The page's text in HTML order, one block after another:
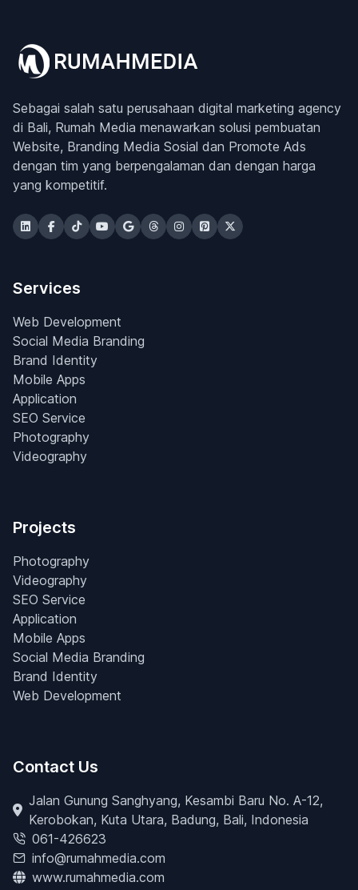
Sebagai salah satu perusahaan digital marketing agency
di Bali, Rumah Media menawarkan solusi pembuatan
Website, Branding Media Sosial dan Promote Ads
dengan tim yang berpengalaman dan dengan harga
yang kompetitif.
Services
Web Development
Social Media Branding
Brand Identity
Mobile Apps
Application
SEO Service
Photography
Videography
Projects
Photography
Videography
SEO Service
Application
Mobile Apps
Social Media Branding
Brand Identity
Web Development
Contact Us
Jalan Gunung Sanghyang, Kesambi Baru No. A-12,
Kerobokan, Kuta Utara, Badung, Bali, Indonesia
061-426623
info@rumahmedia.com
www.rumahmedia.com